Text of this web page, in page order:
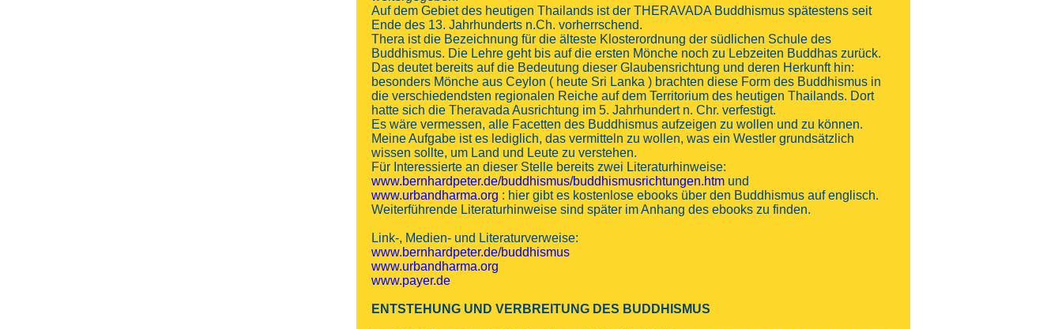
Auf dem Gebiet des heutigen Thailands ist der THERAVADA Buddhismus spätestens seit
Ende des 13. Jahrhunderts n.Ch. vorherrschend.
Thera ist die Bezeichnung für die älteste Klosterordnung der südlichen Schule des
Buddhismus. Die Lehre geht bis auf die ersten Mönche noch zu Lebzeiten Buddhas zurück.
Das deutet bereits auf die Bedeutung dieser Glaubensrichtung und deren Herkunft hin:
besonders Mönche aus Ceylon ( heute Sri Lanka ) brachten diese Form des Buddhismus in
die verschiedendsten regionalen Reiche auf dem Territorium des heutigen Thailands. Dort
hatte sich die Theravada Ausrichtung im 5. Jahrhundert n. Chr. verfestigt.
Es wäre vermessen, alle Facetten des Buddhismus aufzeigen zu wollen und zu können.
Meine Aufgabe ist es lediglich, das vermitteln zu wollen, was ein Westler grundsätzlich
wissen sollte, um Land und Leute zu verstehen.
Für Interessierte an dieser Stelle bereits zwei Literaturhinweise:
www.bernhardpeter.de/buddhismus/buddhismusrichtungen.htm und
www.urbandharma.org : hier gibt es kostenlose ebooks über den Buddhismus auf englisch.
Weiterführende Literaturhinweise sind später im Anhang des ebooks zu finden.
Link-, Medien- und Literaturverweise:
www.bernhardpeter.de/buddhismus
www.urbandharma.org
www.payer.de
ENTSTEHUNG UND VERBREITUNG DES BUDDHISMUS